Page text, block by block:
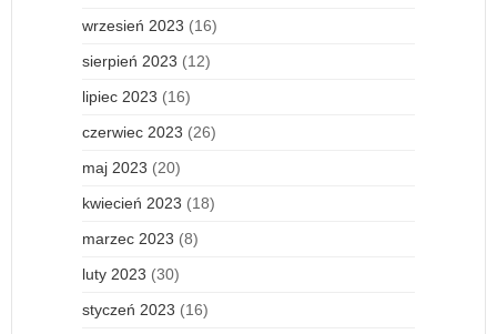
wrzesień 2023 (16)
sierpień 2023 (12)
lipiec 2023 (16)
czerwiec 2023 (26)
maj 2023 (20)
kwiecień 2023 (18)
marzec 2023 (8)
luty 2023 (30)
styczeń 2023 (16)